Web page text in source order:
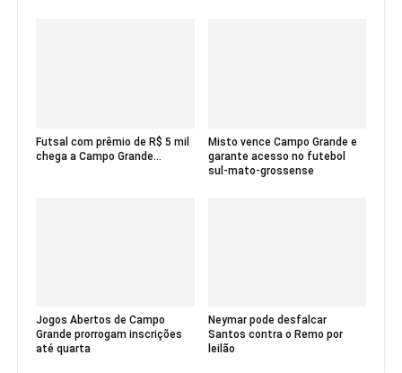
Futsal com prêmio de R$ 5 mil
chega a Campo Grande...
Misto vence Campo Grande e
garante acesso no futebol
sul-mato-grossense
Jogos Abertos de Campo
Grande prorrogam inscrições
até quarta
Neymar pode desfalcar
Santos contra o Remo por
leilão